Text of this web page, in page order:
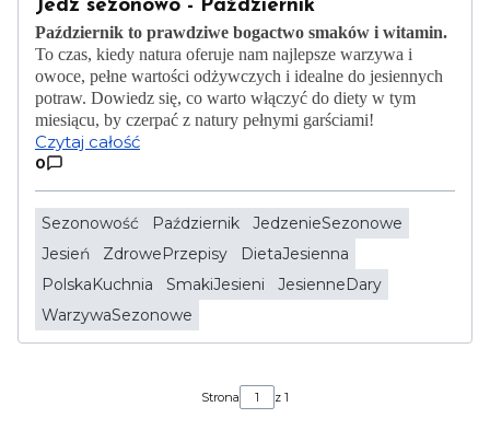
Jedz sezonowo - Październik
Październik to prawdziwe bogactwo smaków i witamin.
To czas, kiedy natura oferuje nam najlepsze warzywa i
owoce, pełne wartości odżywczych i idealne do jesiennych
potraw. Dowiedz się, co warto włączyć do diety w tym
miesiącu, by czerpać z natury pełnymi garściami!
Czytaj całość
0
Sezonowość Październik
JedzenieSezonowe
Jesień
ZdrowePrzepisy
DietaJesienna
PolskaKuchnia
SmakiJesieni
JesienneDary
WarzywaSezonowe
Strona z 1